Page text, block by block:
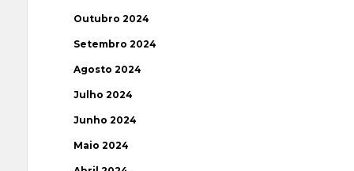
Outubro 2024
Setembro 2024
Agosto 2024
Julho 2024
Junho 2024
Maio 2024